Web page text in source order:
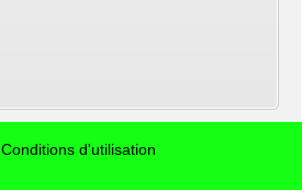
Conditions d'utilisation